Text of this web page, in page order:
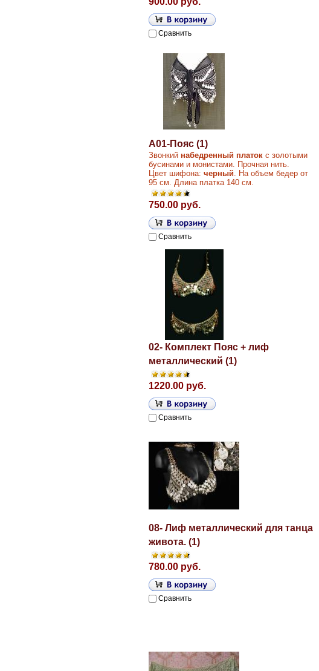
Сравнить
A01-Пояс (1)
Звонкий набедренный платок с золотыми
бусинами и монистами. Прочная нить.
Цвет шифона: черный. На объем бедер от
95 см. Длина платка 140 см.
750.00 руб.
Сравнить
02- Комплект Пояс + лиф
металлический (1)
1220.00 руб.
Сравнить
08- Лиф металлический для танца
живота. (1)
780.00 руб.
Сравнить